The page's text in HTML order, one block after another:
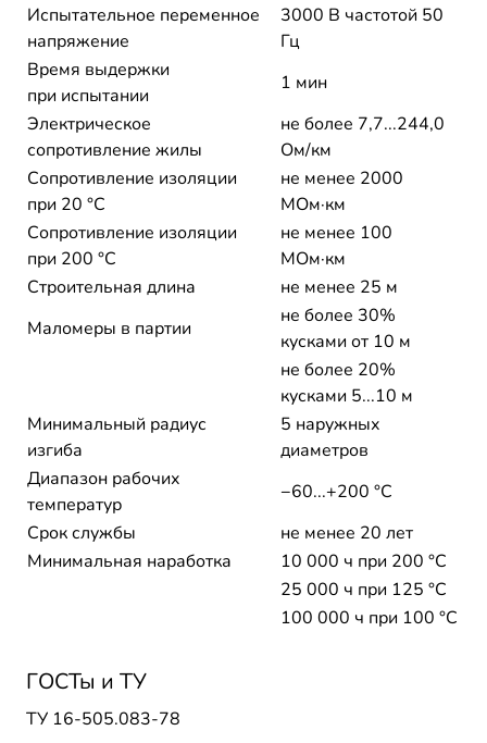
Испытательное переменное
напряжение
3000 В частотой 50
Гц
Время выдержки
при испытании
1 мин
Электрическое
сопротивление жилы
не более 7,7...244,0
Ом/км
Сопротивление изоляции
при 20 °С
не менее 2000
МОм·км
Сопротивление изоляции
при 200 °С
не менее 100
МОм·км
Строительная длина
не менее 25 м
Маломеры в партии
не более 30%
кусками от 10 м
не более 20%
кусками 5...10 м
Минимальный радиус
изгиба
5 наружных
диаметров
Диапазон рабочих
температур
−60...+200 °C
Срок службы
не менее 20 лет
Минимальная наработка
10 000 ч при 200 °С
25 000 ч при 125 °С
100 000 ч при 100 °С
ГОСТы и ТУ
ТУ 16-505.083-78